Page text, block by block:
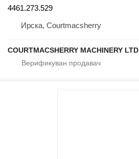
4461.273.529
Ирска, Courtmacsherry
COURTMACSHERRY MACHINERY LTD